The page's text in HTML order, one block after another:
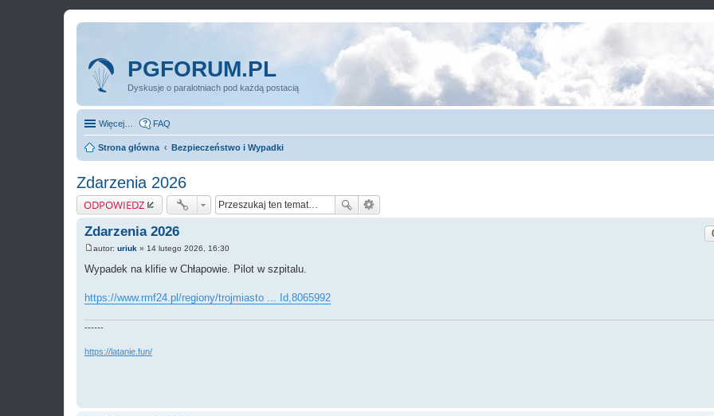
PGFORUM.PL
Dyskusje o paralotniach pod każdą postacią
Więcej… FAQ
Strona główna Bezpieczeństwo i Wypadki
Zdarzenia 2026
ODPOWIEDZ
Zdarzenia 2026
o
s
autor: uriuk » 14 lutego 2026, 16:30
Wypadek na klifie w Chłapowie. Pilot w szpitalu.
https://www.rmf24.pl/regiony/trojmiasto ... Id,8065992
------
https://latanie.fun/